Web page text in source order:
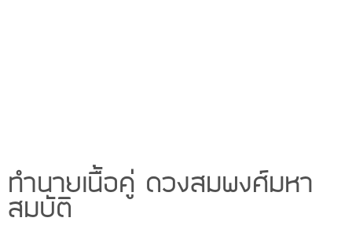
ทำนายเนื้อคู่ ดวงสมพงศ์มหา
สมบัติ